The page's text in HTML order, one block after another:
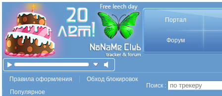
Портал
Форум
Правила оформления
Обход блокировок
Популярное
Поиск :